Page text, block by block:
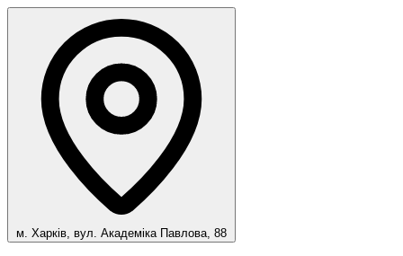
м. Харків, вул. Академіка Павлова, 88